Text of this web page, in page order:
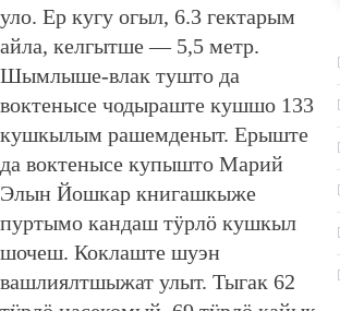
уло. Ер кугу огыл, 6.3 гектарым
айла, келгытше — 5,5 метр.
Шымлыше-влак тушто да
воктенысе чодыраште кушшо 133
кушкылым рашемденыт. Ерыште
да воктенысе купышто Марий
Элын Йошкар книгашкыже
пуртымо кандаш тӱрлӧ кушкыл
шочеш. Коклаште шуэн
вашлиялтшыжат улыт. Тыгак 62